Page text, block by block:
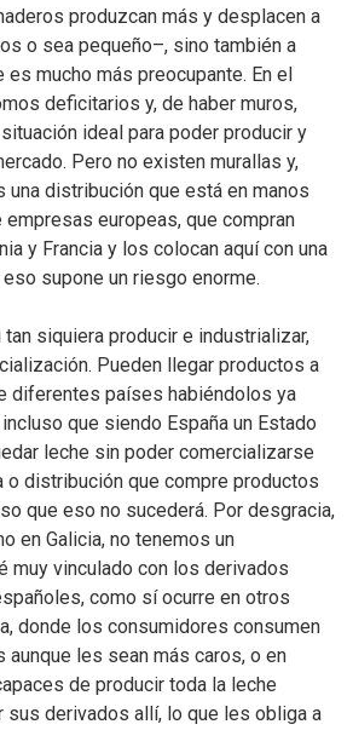
produzcan más y desplacen a
o sea pequeño–, sino también a
es mucho más preocupante. En el
deficitarios y, de haber muros,
ideal para poder producir y
Pero no existen murallas y,
una distribución que está en manos
europeas, que compran
y Francia y los colocan aquí con una
supone un riesgo enorme.
siquiera producir e industrializar,
Pueden llegar productos a
diferentes países habiéndolos ya
que siendo España un Estado
leche sin poder comercializarse
o distribución que compre productos
que eso no sucederá. Por desgracia,
en Galicia, no tenemos un
muy vinculado con los derivados
como sí ocurre en otros
donde los consumidores consumen
les sean más caros, o en
de producir toda la leche
sus derivados allí, lo que les obliga a